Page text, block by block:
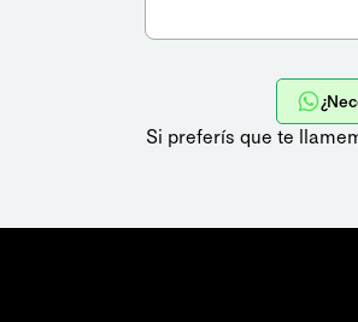
Si preferís que te